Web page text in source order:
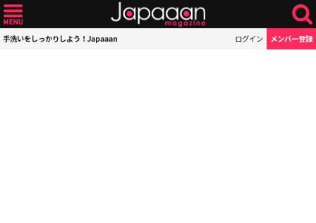
手洗いをしっかりしよう！Japaaan ログイン メンバー登録